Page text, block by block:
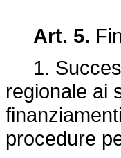
Art. 5.
1.
regionale ai
procedure